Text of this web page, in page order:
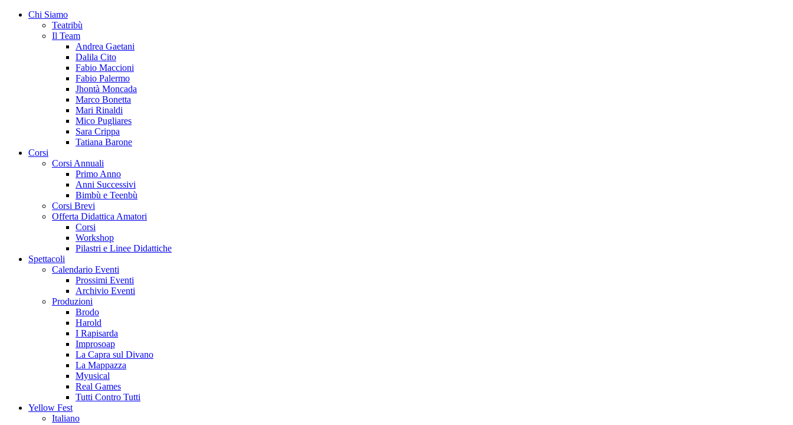
Chi Siamo
Teatribù
Il Team
Andrea Gaetani
Dalila Cito
Fabio Maccioni
Fabio Palermo
Jhontà Moncada
Marco Bonetta
Mari Rinaldi
Mico Pugliares
Sara Crippa
Tatiana Barone
Corsi
Corsi Annuali
Primo Anno
Anni Successivi
Bimbù e Teenbù
Corsi Brevi
Offerta Didattica Amatori
Corsi
Workshop
Pilastri e Linee Didattiche
Spettacoli
Calendario Eventi
Prossimi Eventi
Archivio Eventi
Produzioni
Brodo
Harold
I Rapisarda
Improsoap
La Capra sul Divano
La Mappazza
Myusical
Real Games
Tutti Contro Tutti
Yellow Fest
Italiano